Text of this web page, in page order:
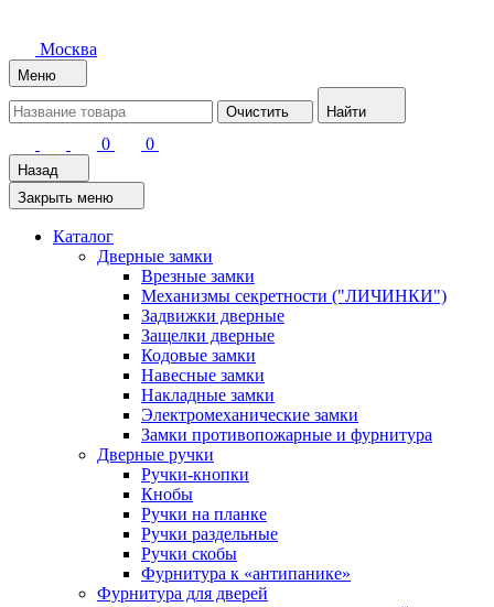
Москва
Меню
Очистить Найти
0 0
Назад
Закрыть меню
Каталог
Дверные замки
Врезные замки
Механизмы секретности ("ЛИЧИНКИ")
Задвижки дверные
Защелки дверные
Кодовые замки
Навесные замки
Накладные замки
Электромеханические замки
Замки противопожарные и фурнитура
Дверные ручки
Ручки-кнопки
Кнобы
Ручки на планке
Ручки раздельные
Ручки скобы
Фурнитура к «антипанике»
Фурнитура для дверей